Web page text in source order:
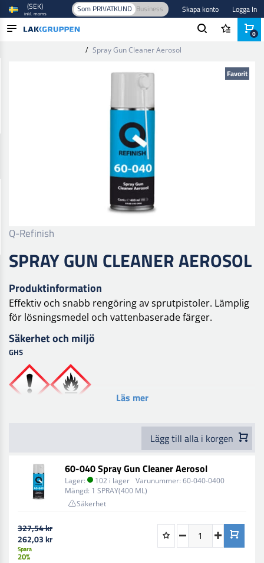
(SEK)
inkl. moms Som PRIVATKUND Business Skapa konto Logga In
/ Spray Gun Cleaner Aerosol
Favorit
Q-Refinish
SPRAY GUN CLEANER AEROSOL
Produktinformation
Effektiv och snabb rengöring av sprutpistoler. Lämplig
för lösningsmedel och vattenbaserade färger.
Säkerhet och miljö
GHS
Läs mer
Lägg till alla i korgen
60-040 Spray Gun Cleaner Aerosol
Lager: 102 i lager Varunummer: 60-040-0400
Mängd: 1 SPRAY(400 ML)
Säkerhet
327,54 kr
262,03 kr
Spara
20%
0